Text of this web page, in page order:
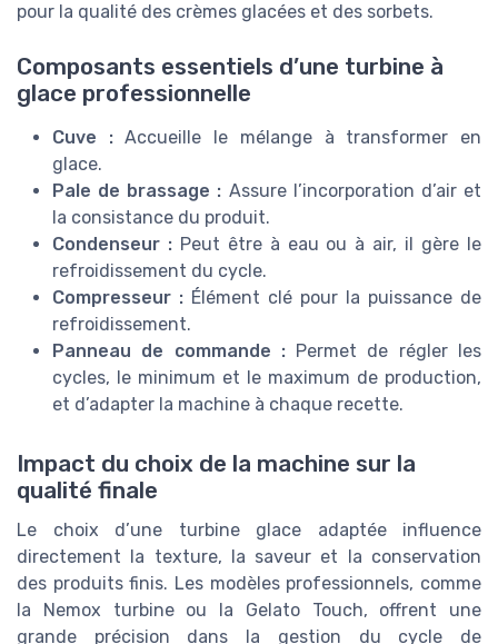
pour la qualité des crèmes glacées et des sorbets.
Composants essentiels d’une turbine à
glace professionnelle
Cuve :Accueille le mélange à transformer en
glace.
Pale de brassage : Assure l’incorporation d’air et
la consistance du produit.
Condenseur :Peut être à eau ou à air, il gère le
refroidissement du cycle.
Compresseur : Élément clé pour la puissance de
refroidissement.
Panneau de commande :Permet de régler les
cycles, le minimum et le maximum de production,
et d’adapter la machine à chaque recette.
Impact du choix de la machine sur la
qualité finale
Le choix d’une turbine glace adaptée influence
directement la texture, la saveur et la conservation
des produits finis. Les modèles professionnels, comme
la Nemox turbine ou la Gelato Touch, offrent une
grande précision dans la gestion du cycle de